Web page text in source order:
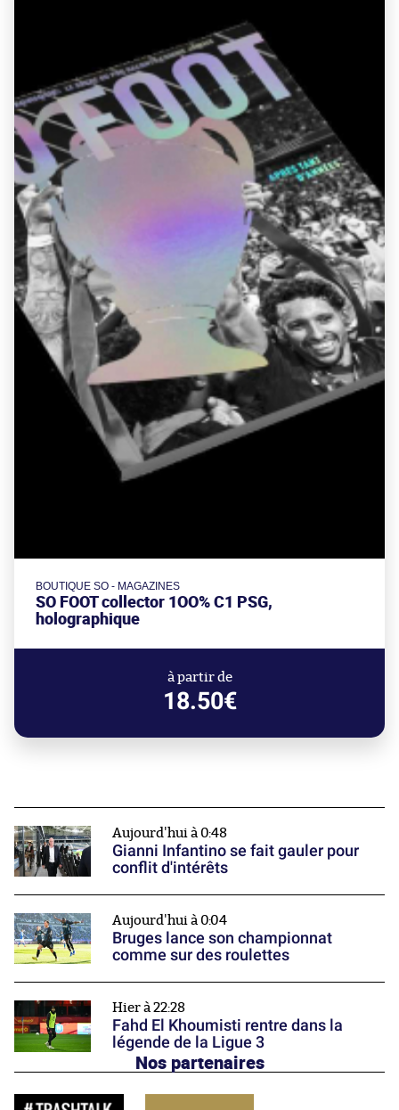
BOUTIQUE SO - MAGAZINES
SO FOOT collector 1OO% C1 PSG,
holographique
à partir de
18.50€
Aujourd'hui à 0:48
Gianni Infantino se fait gauler pour
conflit d'intérêts
Aujourd'hui à 0:04
Bruges lance son championnat
comme sur des roulettes
Hier à 22:28
Fahd El Khoumisti rentre dans la
légende de la Ligue 3
Nos partenaires